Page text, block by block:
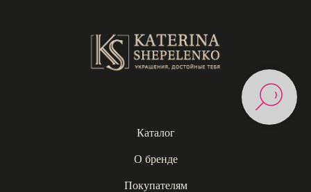
Каталог
О бренде
Покупателям